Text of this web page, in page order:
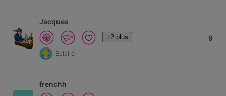
Jacques
+2 plus
Éclairé
9
frenchh